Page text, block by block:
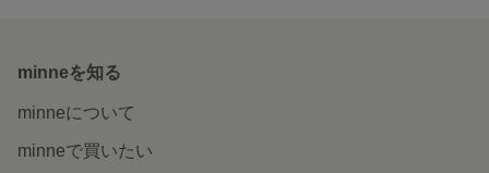
minneを知る
minneについて
minneで買いたい